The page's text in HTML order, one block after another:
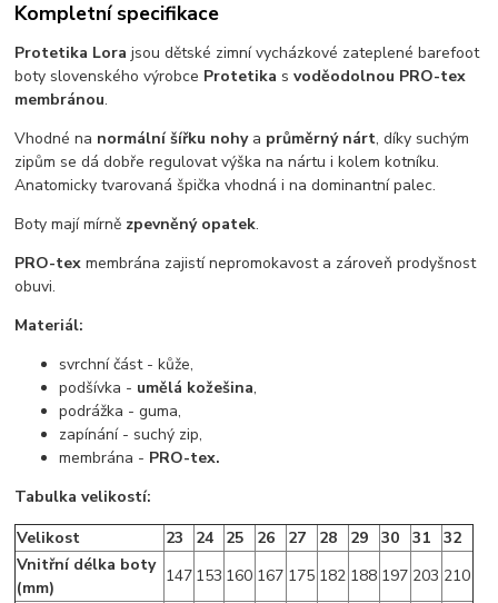
Kompletní specifikace
Protetika Lora jsou dětské zimní vycházkové zateplené barefoot
boty slovenského výrobce Protetika svoděodolnou PRO-tex
membránou.
Vhodné na normální šířku nohy a průměrný nárt, díky suchým
zipům se dá dobře regulovat výška na nártu i kolem kotníku.
Anatomicky tvarovaná špička vhodná i na dominantní palec.
Boty mají mírně zpevněný opatek.
PRO-tex membrána zajistí nepromokavost a zároveň prodyšnost
obuvi.
Materiál:
svrchní část - kůže,
podšívka - umělá kožešina,
podrážka - guma,
zapínání - suchý zip,
membrána - PRO-tex.
Tabulka velikostí:
Velikost
23 24 25 26 27 28 29 30 31
32
Vnitřní délka boty
(mm)
147 153 160 167 175 182 188 197 203 210